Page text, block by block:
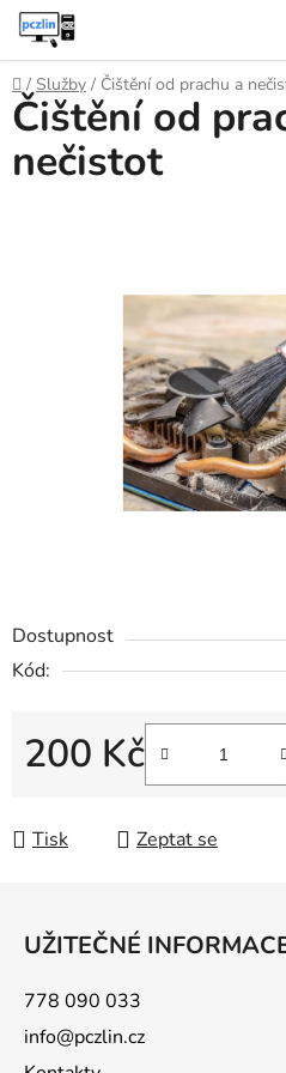
Přejít
obsah
Domů
/ Služby / Čištění od prachu a
Dostupnost
Kód:
200 Kč
Tisk Zeptat se
Čištění od
nečistot
UŽITEČNÉ
778 090 033
info@pczlin.cz